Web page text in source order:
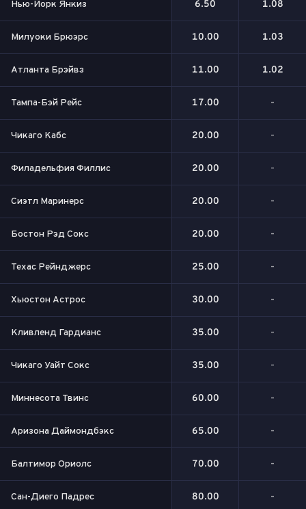
Нью-Йорк Янкиз 6.50 1.08
Милуоки Брюэрс 10.00 1.03
Атланта Брэйвз 11.00 1.02
Тампа-Бэй Рейс 17.00 -
Чикаго Кабс 20.00 -
Филадельфия Филлис 20.00 -
Сиэтл Маринерс 20.00 -
Бостон Рэд Сокс 20.00 -
Техас Рейнджерс 25.00 -
Хьюстон Астрос 30.00 -
Кливленд Гардианс 35.00 -
Чикаго Уайт Сокс 35.00 -
Миннесота Твинс 60.00 -
Аризона Даймондбэкс 65.00 -
Балтимор Ориолс 70.00 -
Сан-Диего Падрес 80.00 -